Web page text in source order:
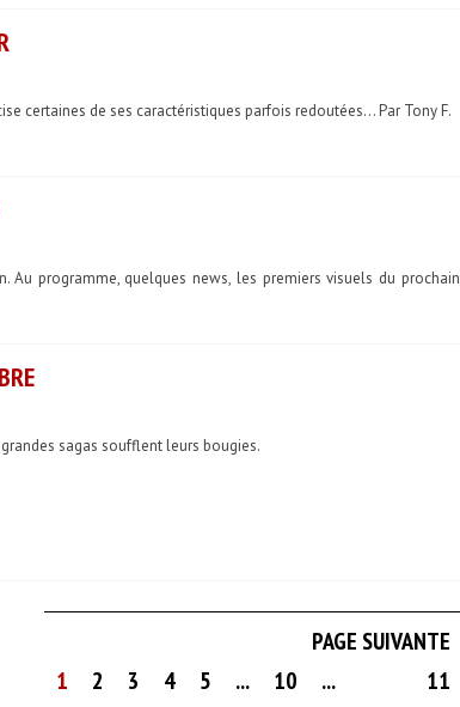
certaines de ses caractéristiques parfois redoutées... Par Tony F.
Au programme, quelques news, les premiers visuels du prochain
sagas soufflent leurs bougies.
PAGE SUIVANTE
1
2 3 4 5 ... 10 ... 11